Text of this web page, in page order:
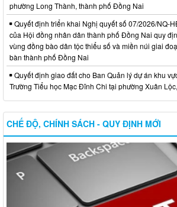
phường Long Thành, thành phố Đồng Nai
Quyết định triển khai Nghị quyết số 07/2026/NQ-
của Hội đồng nhân dân thành phố Đồng Nai quy
vùng đồng bào dân tộc thiểu số và miền núi giai
bàn thành phố Đồng Nai
Quyết định giao đất cho Ban Quản lý dự án khu
Trường Tiểu học Mạc Đĩnh Chi tại phường Xuân
CHẾ ĐỘ, CHÍNH SÁCH - QUY ĐỊNH MỚI